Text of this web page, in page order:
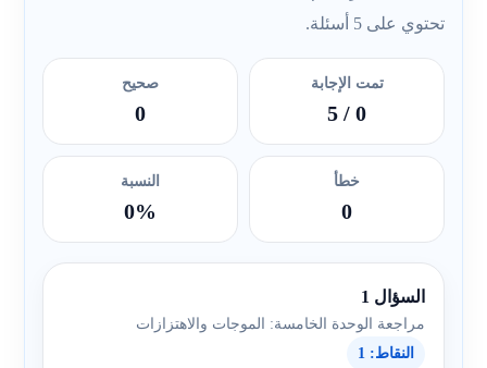
تحتوي على 5 أسئلة.
تمت الإجابة
0
/ 5
صحيح
0
خطأ
0
النسبة
0%
السؤال 1
مراجعة الوحدة الخامسة: الموجات والاهتزازات
النقاط: 1